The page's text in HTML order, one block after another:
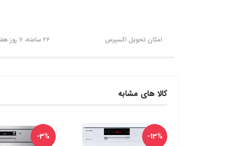
امکان تحویل اکسپرس ۲۴ ساعته، ۷ روز هفته
کالا های مشابه
-13%
-3%